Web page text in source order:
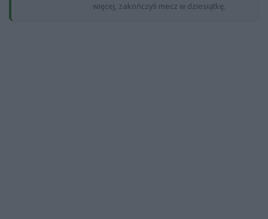
więcej, zakończyli mecz w dziesiątkę.